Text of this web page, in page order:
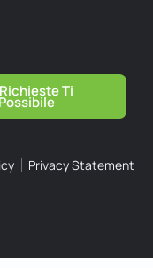
Ti
Privacy Statement